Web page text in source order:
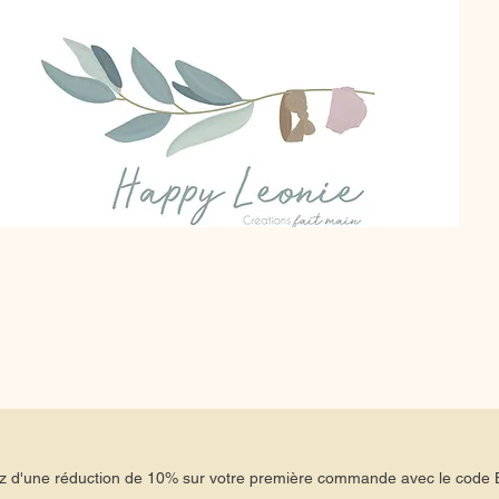
d'une réduction de 10% sur votre première commande avec le code